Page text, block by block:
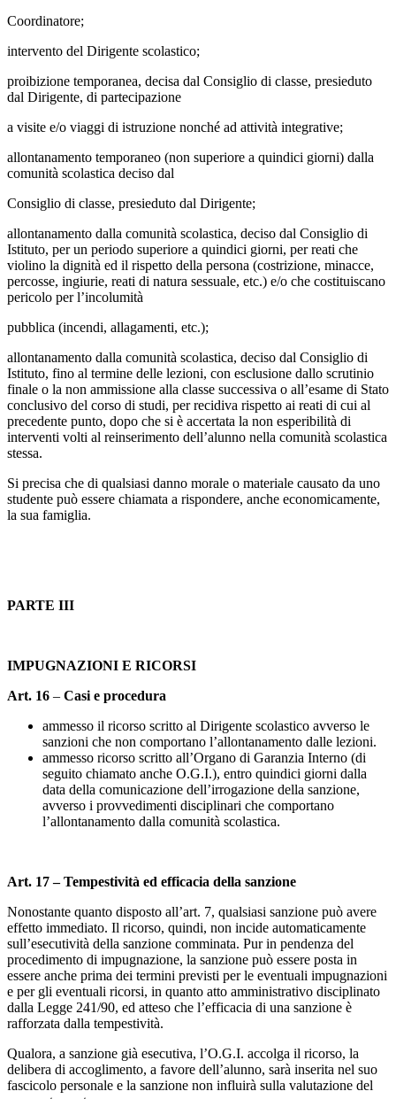
Coordinatore;
intervento del Dirigente scolastico;
proibizione temporanea, decisa dal Consiglio di classe, presieduto
dal Dirigente, di partecipazione
a visite e/o viaggi di istruzione nonché ad attività integrative;
allontanamento temporaneo (non superiore a quindici giorni) dalla
comunità scolastica deciso dal
Consiglio di classe, presieduto dal Dirigente;
allontanamento dalla comunità scolastica, deciso dal Consiglio di
Istituto, per un periodo superiore a quindici giorni, per reati che
violino la dignità ed il rispetto della persona (costrizione, minacce,
percosse, ingiurie, reati di natura sessuale, etc.) e/o che costituiscano
pericolo per l’incolumità
pubblica (incendi, allagamenti, etc.);
allontanamento dalla comunità scolastica, deciso dal Consiglio di
Istituto, fino al termine delle lezioni, con esclusione dallo scrutinio
finale o la non ammissione alla classe successiva o all’esame di Stato
conclusivo del corso di studi, per recidiva rispetto ai reati di cui al
precedente punto, dopo che si è accertata la non esperibilità di
interventi volti al reinserimento dell’alunno nella comunità scolastica
stessa.
Si precisa che di qualsiasi danno morale o materiale causato da uno
studente può essere chiamata a rispondere, anche economicamente,
la sua famiglia.
PARTE III
IMPUGNAZIONI E RICORSI
Art. 16 – Casi e procedura
ammesso il ricorso scritto al Dirigente scolastico avverso le
sanzioni che non comportano l’allontanamento dalle lezioni.
ammesso ricorso scritto all’Organo di Garanzia Interno (di
seguito chiamato anche O.G.I.), entro quindici giorni dalla
data della comunicazione dell’irrogazione della sanzione,
avverso i provvedimenti disciplinari che comportano
l’allontanamento dalla comunità scolastica.
Art. 17 – Tempestività ed efficacia della sanzione
Nonostante quanto disposto all’art. 7, qualsiasi sanzione può avere
effetto immediato. Il ricorso, quindi, non incide automaticamente
sull’esecutività della sanzione comminata. Pur in pendenza del
procedimento di impugnazione, la sanzione può essere posta in
essere anche prima dei termini previsti per le eventuali impugnazioni
e per gli eventuali ricorsi, in quanto atto amministrativo disciplinato
dalla Legge 241/90, ed atteso che l’efficacia di una sanzione è
rafforzata dalla tempestività.
Qualora, a sanzione già esecutiva, l’O.G.I. accolga il ricorso, la
delibera di accoglimento, a favore dell’alunno, sarà inserita nel suo
fascicolo personale e la sanzione non influirà sulla valutazione del